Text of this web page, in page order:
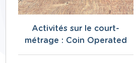
Activités sur le court-
métrage : Coin Operated